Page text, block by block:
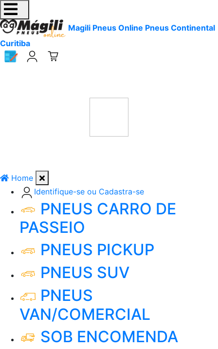
Magili Pneus Online Pneus Continental
Curitiba
Home
Identifique-se ou Cadastra-se
PNEUS CARRO DE
PASSEIO
PNEUS PICKUP
PNEUS SUV
PNEUS
VAN/COMERCIAL
SOB ENCOMENDA